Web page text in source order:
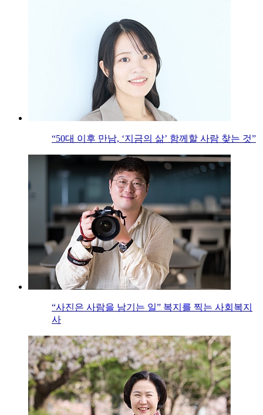
“50대 이후 만남, ‘지금의 삶’ 함께할 사람 찾는 것”
“사진은 사람을 남기는 일” 복지를 찍는 사회복지
사